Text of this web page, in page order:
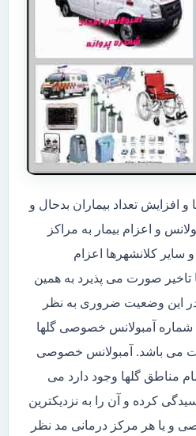
و افزایش تعداد بیماران بدحال و
و اعزام بیمار به مراکز
سایر کلانشهرها اعزام
تاخیر صورت می پذیرد به همین
در این وضعیت ضروری به نظر
آمبولانس خصوصی گلها
می باشد. آمبولانس خصوصی
مناطق گلها وجود دارد می
کرده و آن را به نزدیکترین
و یا هر مرکز درمانی مد نظر